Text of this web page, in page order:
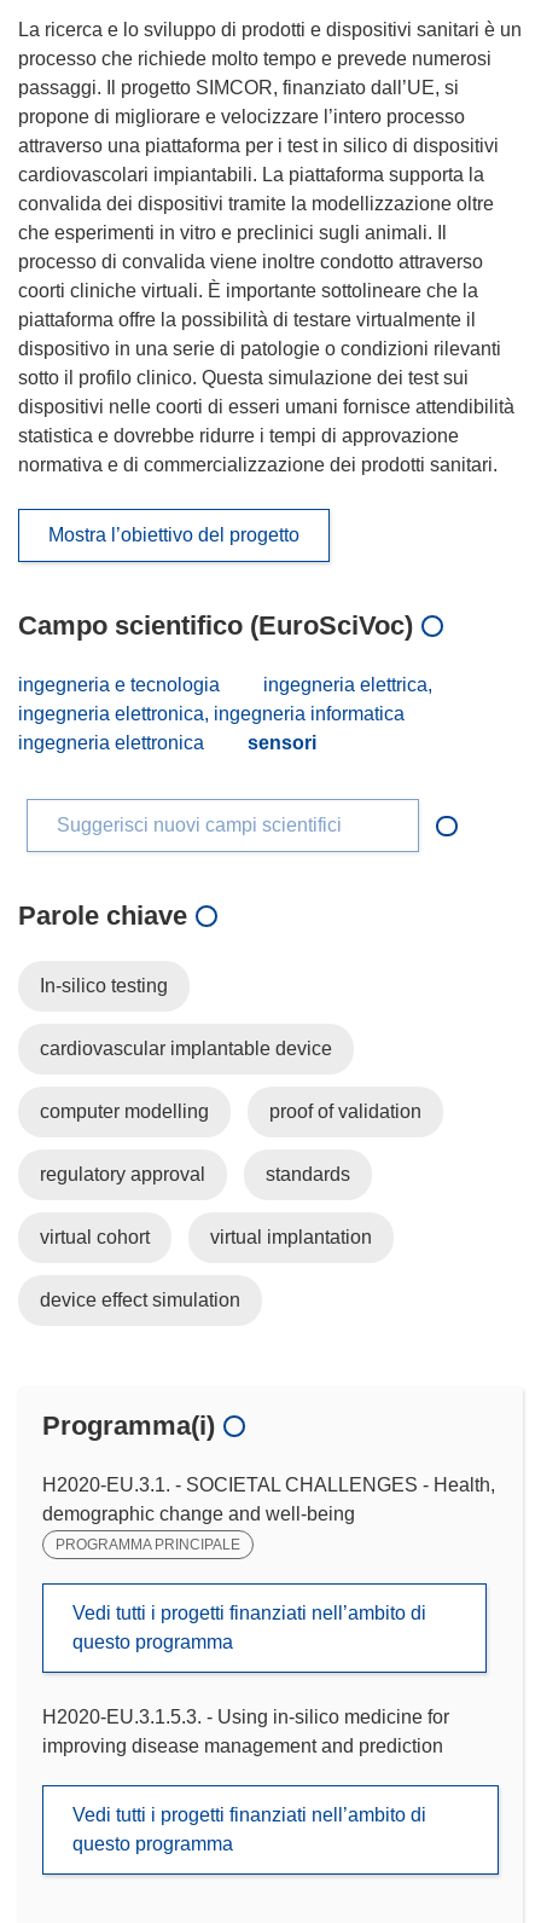
La ricerca e lo sviluppo di prodotti e dispositivi sanitari è un
processo che richiede molto tempo e prevede numerosi
passaggi. Il progetto SIMCOR, finanziato dall’UE, si
propone di migliorare e velocizzare l’intero processo
attraverso una piattaforma per i test in silico di dispositivi
cardiovascolari impiantabili. La piattaforma supporta la
convalida dei dispositivi tramite la modellizzazione oltre
che esperimenti in vitro e preclinici sugli animali. Il
processo di convalida viene inoltre condotto attraverso
coorti cliniche virtuali. È importante sottolineare che la
piattaforma offre la possibilità di testare virtualmente il
dispositivo in una serie di patologie o condizioni rilevanti
sotto il profilo clinico. Questa simulazione dei test sui
dispositivi nelle coorti di esseri umani fornisce attendibilità
statistica e dovrebbe ridurre i tempi di approvazione
normativa e di commercializzazione dei prodotti sanitari.
Mostra l’obiettivo del progetto
Campo scientifico (EuroSciVoc)
ingegneria e tecnologia
ingegneria elettrica,
ingegneria elettronica, ingegneria informatica
ingegneria elettronica
sensori
Suggerisci nuovi campi scientifici
Parole chiave
In-silico testing
cardiovascular implantable device
computer modelling proof of validation
regulatory approval standards
virtual cohort virtual implantation
device effect simulation
Programma(i)
H2020-EU.3.1. - SOCIETAL CHALLENGES - Health,
demographic change and well-being
PROGRAMMA PRINCIPALE
Vedi tutti i progetti finanziati nell’ambito di
questo programma
H2020-EU.3.1.5.3. - Using in-silico medicine for
improving disease management and prediction
Vedi tutti i progetti finanziati nell’ambito di
questo programma